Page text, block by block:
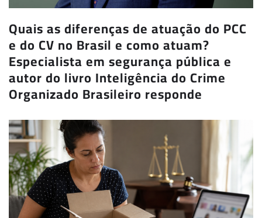
Quais as diferenças de atuação do PCC
e do CV no Brasil e como atuam?
Especialista em segurança pública e
autor do livro Inteligência do Crime
Organizado Brasileiro responde